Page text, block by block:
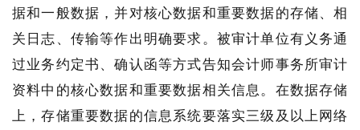
据和一般数据，并对核心数据和重要数据的存储、相
关日志、传输等作出明确要求。被审计单位有义务通
过业务约定书、确认函等方式告知会计师事务所审计
资料中的核心数据和重要数据相关信息。在数据存储
上，存储重要数据的信息系统要落实三级及以上网络